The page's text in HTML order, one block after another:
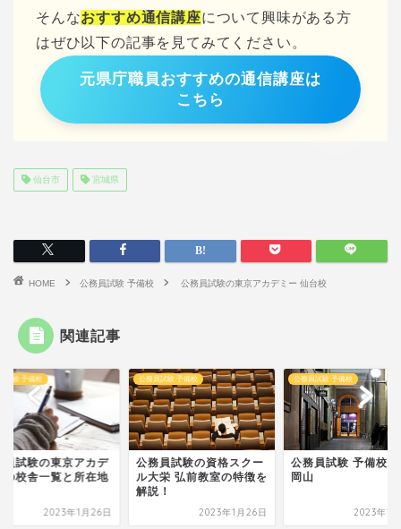
そんなおすすめ通信講座について興味がある方
はぜひ以下の記事を見てみてください。
元県庁職員おすすめの通信講座は
こちら
仙台市 宮城県
HOME 公務員試験 予備校 公務員試験の東京アカデミー 仙台校
関連記事
予備校
験の東京アカデ
舎一覧と所在地
2023年1月26日
公務員試験 予備校
公務員試験の資格スクー
ル大栄 弘前教室の特徴を
解説！
2023年1月26日
公務員試験 予備校
公務員試験 予備校 大原
岡山
2023年1月26